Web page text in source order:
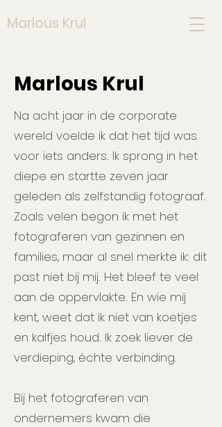
Marlous Krul
Marlous Krul
Na acht jaar in de corporate
wereld voelde ik dat het tijd was
voor iets anders. Ik sprong in het
diepe en startte zeven jaar
geleden als zelfstandig fotograaf.
Zoals velen begon ik met het
fotograferen van gezinnen en
families, maar al snel merkte ik: dit
past niet bij mij. Het bleef te veel
aan de oppervlakte. En wie mij
kent, weet dat ik niet van koetjes
en kalfjes houd. Ik zoek liever de
verdieping, échte verbinding.
Bij het fotograferen van
ondernemers kwam die